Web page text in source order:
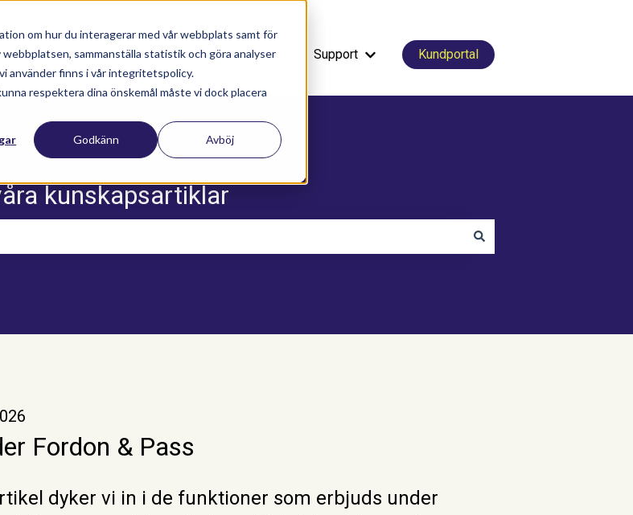
om hur du interagerar med vår webbplats samt för
sammanställa statistik och göra analyser
använder finns i vår integritetspolicy.
respektera dina önskemål måste vi dock placera
Godkänn Avböj
Nyhetsartiklar Utbildningar Supportavtal Support
Visa undermeny för Support
Kundportal
kunskapsartiklar
Fordon & Pass
dyker vi in i de funktioner som erbjuds under